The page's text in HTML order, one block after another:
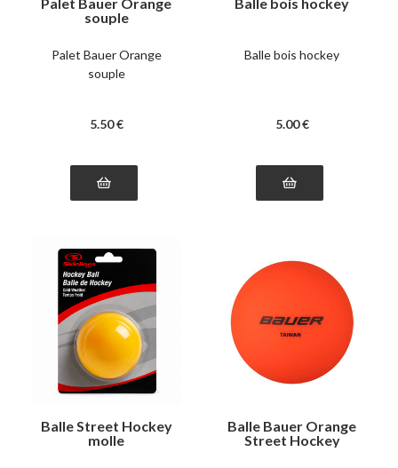
Palet Bauer Orange
souple
Palet Bauer Orange
souple
5.50 €
Balle bois hockey
Balle bois hockey
5.00 €
Balle Street Hockey
molle
Balle Bauer Orange
Street Hockey